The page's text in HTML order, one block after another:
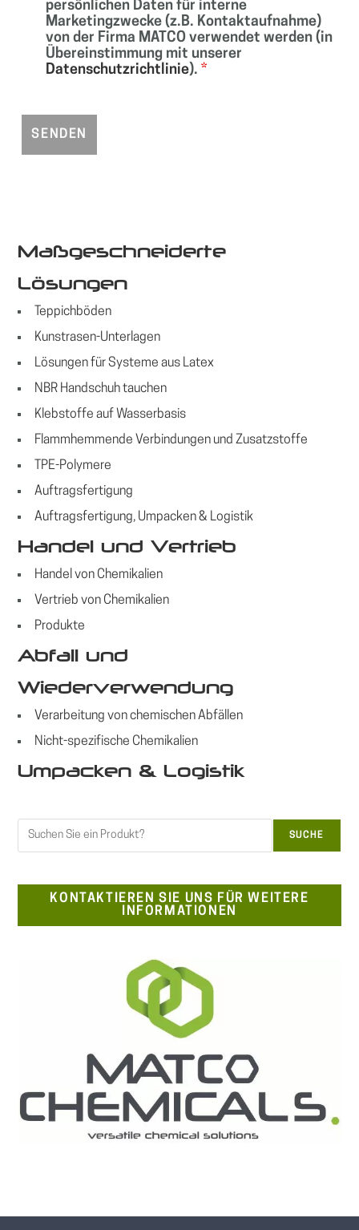
persönlichen Daten für interne
Marketingzwecke (z.B. Kontaktaufnahme)
von der Firma MATCO verwendet werden (in
Übereinstimmung mit unserer
Datenschutzrichtlinie).*
Maßgeschneiderte
Lösungen
Teppichböden
Kunstrasen-Unterlagen
Lösungen für Systeme aus Latex
NBR Handschuh tauchen
Klebstoffe auf Wasserbasis
Flammhemmende Verbindungen und Zusatzstoffe
TPE-Polymere
Auftragsfertigung
Auftragsfertigung, Umpacken & Logistik
Handel und Vertrieb
Handel von Chemikalien
Vertrieb von Chemikalien
Produkte
Abfall und
Wiederverwendung
Verarbeitung von chemischen Abfällen
Nicht-spezifische Chemikalien
Umpacken & Logistik
Suchen
SUCHE
KONTAKTIEREN SIE UNS FÜR WEITERE
INFORMATIONEN